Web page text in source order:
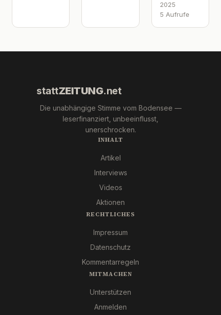
2025
5 Aufrufe
stattZEITUNG.net
Die unabhängige Stimme vom Bodensee —
leserfinanziert, unbeeinflusst,
unerschrocken.
INHALT
Artikel
Interviews
Videos
Aktionen
RECHTLICHES
Impressum
Datenschutz
Kommentarregeln
MITMACHEN
Unterstützen
Anmelden